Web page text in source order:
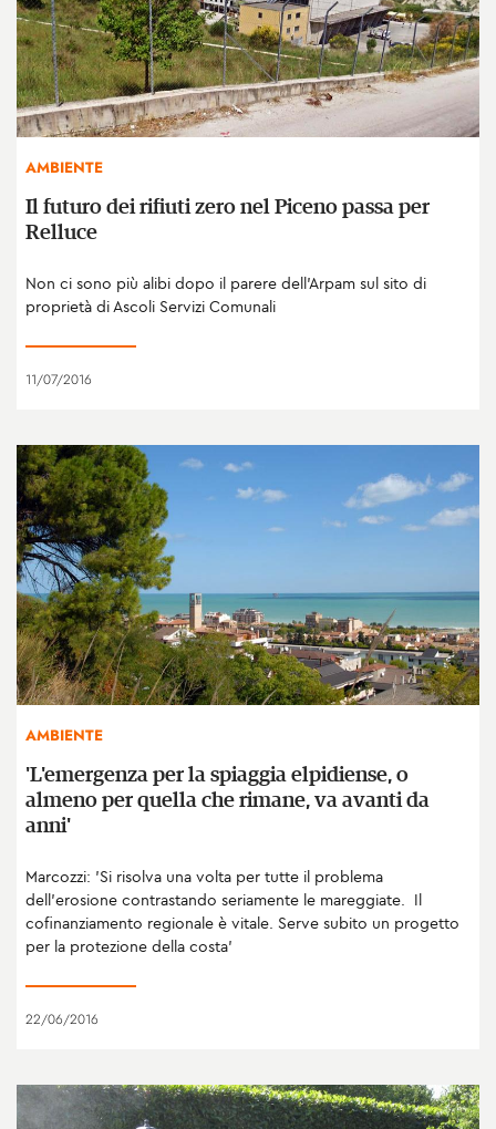
AMBIENTE
Il futuro dei rifiuti zero nel Piceno passa per
Relluce
Non ci sono più alibi dopo il parere dell'Arpam sul sito di
proprietà di Ascoli Servizi Comunali
11/07/2016
AMBIENTE
'L'emergenza per la spiaggia elpidiense, o
almeno per quella che rimane, va avanti da
anni'
Marcozzi: 'Si risolva una volta per tutte il problema
dell'erosione contrastando seriamente le mareggiate. Il
cofinanziamento regionale è vitale. Serve subito un progetto
per la protezione della costa'
22/06/2016